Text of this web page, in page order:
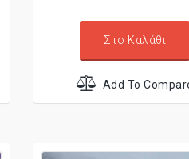
Στο Καλάθι
Add To